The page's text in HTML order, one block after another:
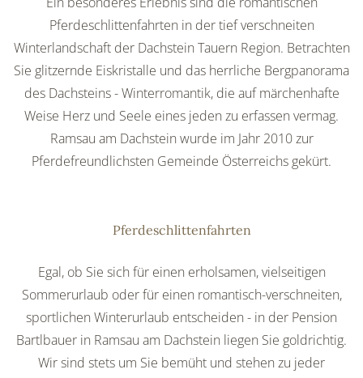
Pferdeschlittenfahrten in der tief verschneiten
Winterlandschaft der Dachstein Tauern Region. Betrachten
Sie glitzernde Eiskristalle und das herrliche Bergpanorama
des Dachsteins - Winterromantik, die auf märchenhafte
Weise Herz und Seele eines jeden zu erfassen vermag.
Ramsau am Dachstein wurde im Jahr 2010 zur
Pferdefreundlichsten Gemeinde Österreichs gekürt.
Pferdeschlittenfahrten
Egal, ob Sie sich für einen erholsamen, vielseitigen
Sommerurlaub oder für einen romantisch-verschneiten,
sportlichen Winterurlaub entscheiden - in der Pension
Bartlbauer in Ramsau am Dachstein liegen Sie goldrichtig.
Wir sind stets um Sie bemüht und stehen zu jeder